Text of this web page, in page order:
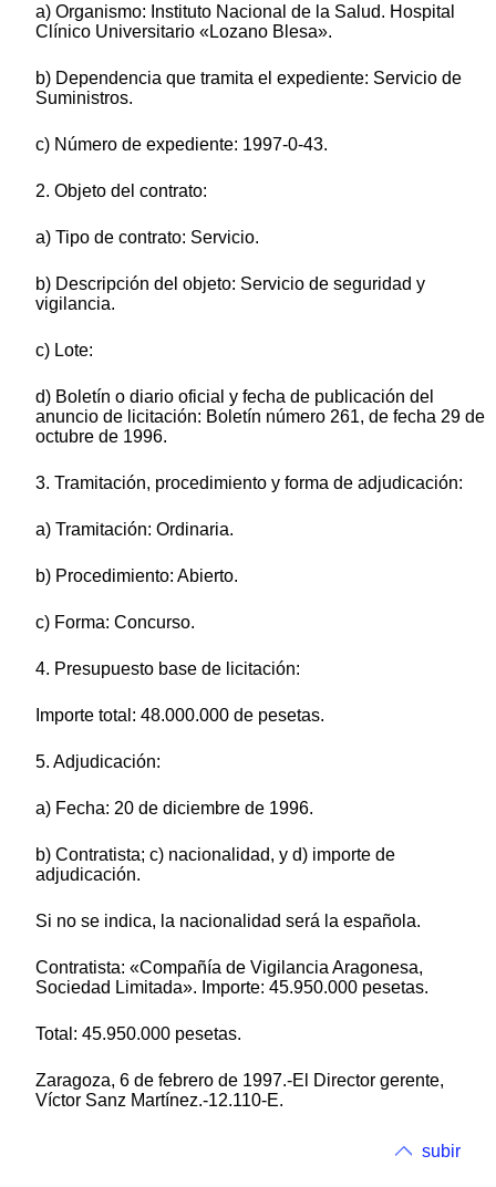
a) Organismo: Instituto Nacional de la Salud. Hospital
Clínico Universitario «Lozano Blesa».
b) Dependencia que tramita el expediente: Servicio de
Suministros.
c) Número de expediente: 1997-0-43.
2. Objeto del contrato:
a) Tipo de contrato: Servicio.
b) Descripción del objeto: Servicio de seguridad y
vigilancia.
c) Lote:
d) Boletín o diario oficial y fecha de publicación del
anuncio de licitación: Boletín número 261, de fecha 29 de
octubre de 1996.
3. Tramitación, procedimiento y forma de adjudicación:
a) Tramitación: Ordinaria.
b) Procedimiento: Abierto.
c) Forma: Concurso.
4. Presupuesto base de licitación:
Importe total: 48.000.000 de pesetas.
5. Adjudicación:
a) Fecha: 20 de diciembre de 1996.
b) Contratista; c) nacionalidad, y d) importe de
adjudicación.
Si no se indica, la nacionalidad será la española.
Contratista: «Compañía de Vigilancia Aragonesa,
Sociedad Limitada». Importe: 45.950.000 pesetas.
Total: 45.950.000 pesetas.
Zaragoza, 6 de febrero de 1997.-El Director gerente,
Víctor Sanz Martínez.-12.110-E.
subir